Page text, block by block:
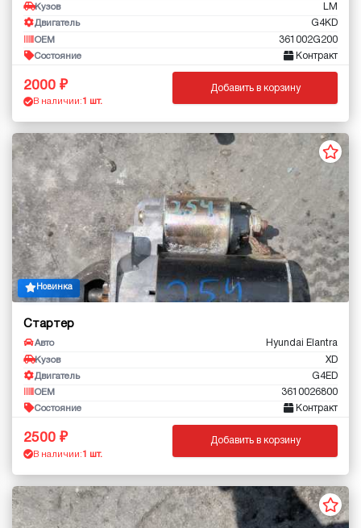
Кузов LM
Двигатель G4KD
OEM 361002G200
Состояние Контракт
2000
В наличии: 1 шт.
Добавить в корзину
Новинка
Стартер
Авто Hyundai Elantra
Кузов XD
Двигатель G4ED
OEM 3610026800
Состояние Контракт
2500
В наличии: 1 шт.
Добавить в корзину